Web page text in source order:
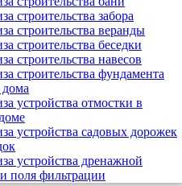
строительства забора
строительства веранды
строительства беседки
строительства навесов
строительства фундамента
дома
устройства отмостки в
устройства садовых дорожек
устройства дренажной
поля фильтрации